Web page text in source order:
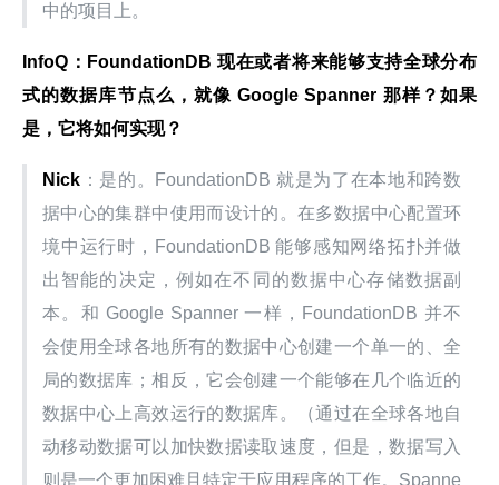
中的项目上。
InfoQ：FoundationDB 现在或者将来能够支持全球分布
式的数据库节点么，就像 Google Spanner 那样？如果
是，它将如何实现？
Nick ：是的。FoundationDB 就是为了在本地和跨数
据中心的集群中使用而设计的。在多数据中心配置环
境中运行时，FoundationDB 能够感知网络拓扑并做
出智能的决定，例如在不同的数据中心存储数据副
本。和 Google Spanner 一样，FoundationDB 并不
会使用全球各地所有的数据中心创建一个单一的、全
局的数据库；相反，它会创建一个能够在几个临近的
数据中心上高效运行的数据库。（通过在全球各地自
动移动数据可以加快数据读取速度，但是，数据写入
则是一个更加困难且特定于应用程序的工作。Spanne